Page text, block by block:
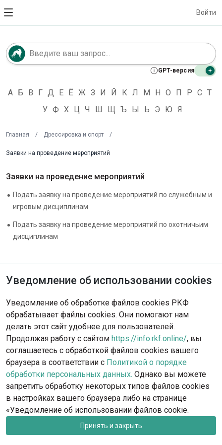
Войти
GPT-версия
А Б В Г Д Е Ё Ж З И Й К Л М Н О П Р С Т
У Ф Х Ц Ч Ш Щ Ъ Ы Ь Э Ю Я
Главная / Дрессировка и спорт /
Заявки на проведение мероприятий
Заявки на проведение мероприятий
Подать заявку на проведение мероприятий по служебным и
игровым дисциплинам
Подать заявку на проведение мероприятий по охотничьим
дисциплинам
rkf@rkf.org.ru
Москва, ул. Гостиничная, д.9
Запись на посещение офиса РКФ и федераций
Уведомление об использовании cookies
Уведомление об обработке файлов cookies РКФ
обрабатывает файлы cookies. Они помогают нам
делать этот сайт удобнее для пользователей.
Продолжая работу с сайтом https://info.rkf.online/, вы
соглашаетесь с обработкой файлов cookies вашего
браузера в соответствии с Политикой о порядке
обработки персональных данных. Однако вы можете
запретить обработку некоторых типов файлов cookies
в настройках вашего браузера либо на странице
«Уведомление об использовании файлов cookie.
Принять и закрыть